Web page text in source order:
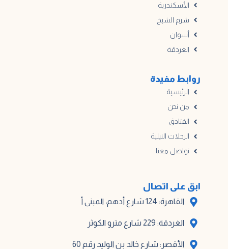
روابط مفيدة
الرئيسية
من نحن
الفنادق
الرحلات النيلية
تواصل معنا
الأسكندرية
شرم الشيخ
أسوان
الغردقة
ابق على اتصال
القاهرة: 124 شارع أدهم، المبنى أ
الغردقة: 229 شارع مترو الكوثر
الأقصر: شارع خالد بن الوليد رقم 60